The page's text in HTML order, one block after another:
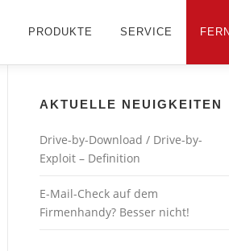
PRODUKTE SERVICE
AKTUELLE NEUIGKEITEN
Drive-by-Download / Drive-by-
Exploit – Definition
E-Mail-Check auf dem
Firmenhandy? Besser nicht!